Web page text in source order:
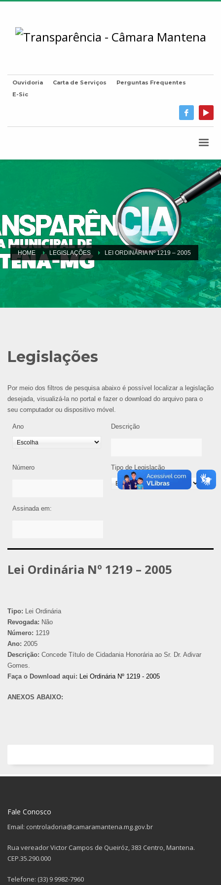
Ouvidoria Carta de Serviços
Perguntas Frequentes
E-Sic
HOME LEGISLAÇÕES LEI ORDINÁRIA Nº 1219 – 2005
Legislações
Por meio dos filtros de pesquisa abaixo é possível localizar a legislação
desejada, visualizá-la no portal e fazer o download do arquivo para o
seu computador ou dispositivo móvel.
Ano Descrição
Número Tipo de Legislação
Assinada em:
Lei Ordinária Nº 1219 – 2005
Tipo: Lei Ordinária
Revogada: Não
Número: 1219
Ano: 2005
Descrição: Concede Título de Cidadania Honorária ao Sr. Dr. Adivar
Gomes.
Faça o Download aqui: Lei Ordinária Nº 1219 - 2005
ANEXOS ABAIXO:
Fale Conosco
Email: controladoria@camaramantena.mg.gov.br
Rua vereador Victor Campos de Queiróz, 383 Centro, Mantena.
CEP.35.290.000
Telefone: (33) 9 9982-7960